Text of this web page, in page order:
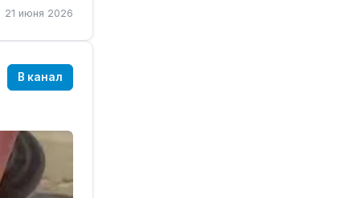
21 июня 2026
В канал